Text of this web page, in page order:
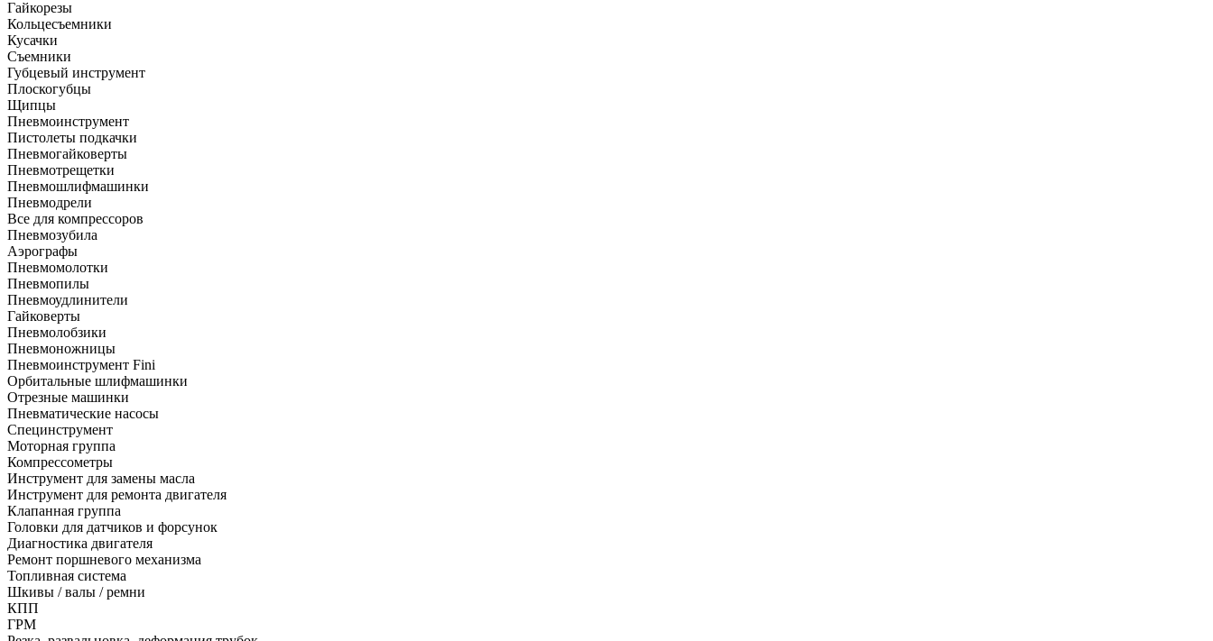
Гайкорезы
Кольцесъемники
Кусачки
Съемники
Губцевый инструмент
Плоскогубцы
Щипцы
Пневмоинструмент
Пистолеты подкачки
Пневмогайковерты
Пневмотрещетки
Пневмошлифмашинки
Пневмодрели
Все для компрессоров
Пневмозубила
Аэрографы
Пневмомолотки
Пневмопилы
Пневмоудлинители
Гайковерты
Пневмолобзики
Пневмоножницы
Пневмоинструмент Fini
Орбитальные шлифмашинки
Отрезные машинки
Пневматические насосы
Специнструмент
Моторная группа
Компрессометры
Инструмент для замены масла
Инструмент для ремонта двигателя
Клапанная группа
Головки для датчиков и форсунок
Диагностика двигателя
Ремонт поршневого механизма
Топливная система
Шкивы / валы / ремни
КПП
ГРМ